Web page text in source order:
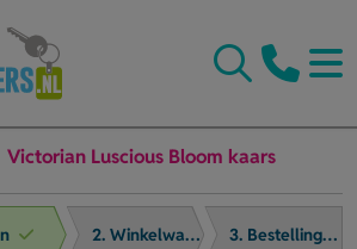
Victorian Luscious Bloom kaars
2. Winkelwagen 3. Bestelling afronden